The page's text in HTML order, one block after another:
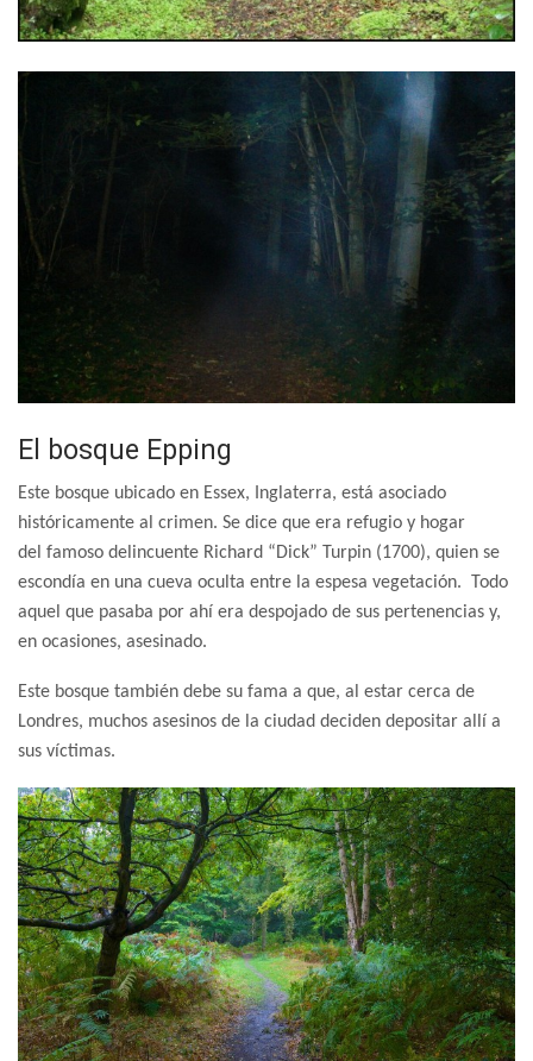
El bosque Epping
Este bosque ubicado en Essex, Inglaterra, está asociado
históricamente al crimen. Se dice que era refugio y hogar
del famoso delincuente Richard “Dick” Turpin (1700), quien se
escondía en una cueva oculta entre la espesa vegetación. Todo
aquel que pasaba por ahí era despojado de sus pertenencias y,
en ocasiones, asesinado.
Este bosque también debe su fama a que, al estar cerca de
Londres, muchos asesinos de la ciudad deciden depositar allí a
sus víctimas.